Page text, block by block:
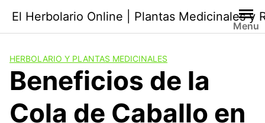
contenido
El Herbolario Online | Plantas Medicinales y
Menu
HERBOLARIO Y PLANTAS MEDICINALES
Beneficios de la
Cola de Caballo en